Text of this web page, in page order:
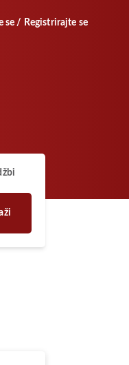
se / Registrirajte se